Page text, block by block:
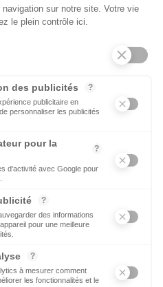
l’actualité économique et
réservés